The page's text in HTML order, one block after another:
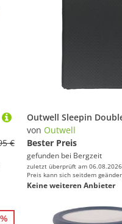
€
von Outwell
Bester Preis
gefunden bei Bergzeit
zuletzt überprüft am
Preis kann sich seitdem
Keine weiteren Anbieter